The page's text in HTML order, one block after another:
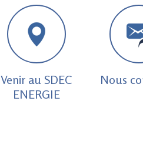
Venir au SDEC
ENERGIE
Nous